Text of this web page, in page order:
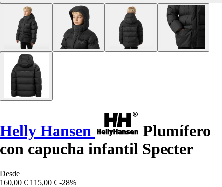
Helly Hansen
Plumífero
con capucha infantil Specter
Desde
160,00 € 115,00 € -28%